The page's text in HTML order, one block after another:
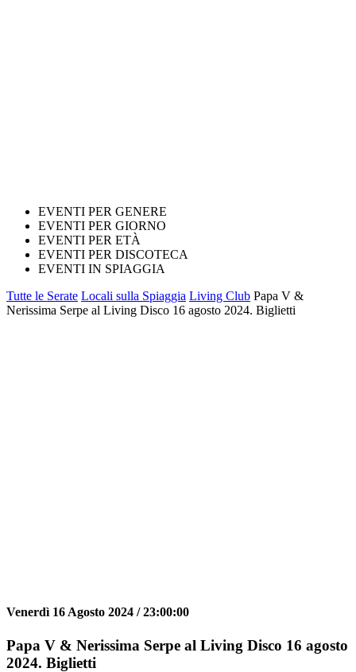
EVENTI PER GENERE
EVENTI PER GIORNO
EVENTI PER ETÀ
EVENTI PER DISCOTECA
EVENTI IN SPIAGGIA
Tutte le Serate Locali sulla Spiaggia Living Club Papa V &
Nerissima Serpe al Living Disco 16 agosto 2024. Biglietti
Venerdì 16 Agosto 2024 /23:00:00
Papa V & Nerissima Serpe al Living Disco 16 agosto
2024. Biglietti